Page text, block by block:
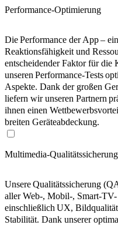
Performance-Optimierung
Die Performance der App –
Reaktionsfähigkeit und
entscheidender Faktor für
unseren Performance-Tests
Aspekte. Dank der großen
liefern wir unseren Partnern
ihnen einen
breiten Geräteabdeckung.
Multimedia-Qualitätssicherung
Unsere Qualitätssicherung
aller Web-, Mobil-, Smart-
einschließlich UX,
Stabilität. Dank unserer